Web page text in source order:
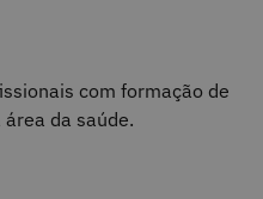
com formação de
da saúde.